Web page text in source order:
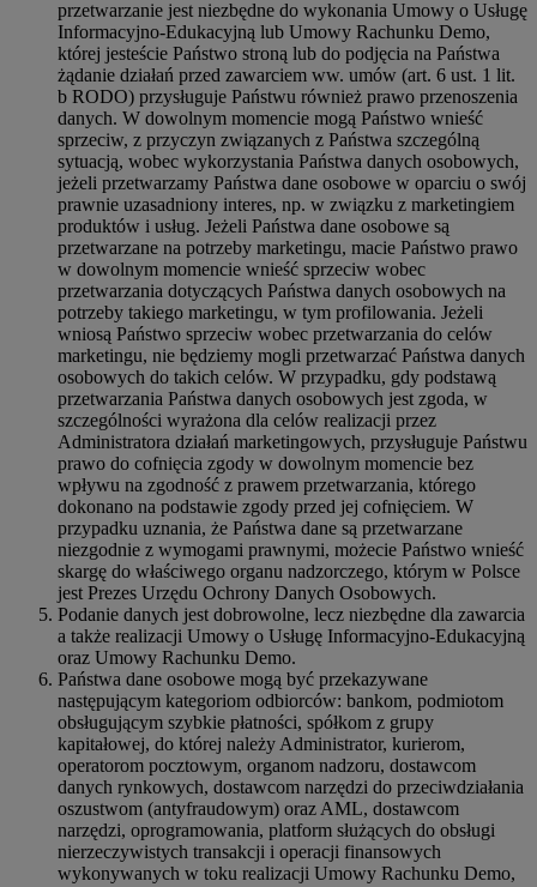
przetwarzanie jest niezbędne do wykonania Umowy o Usługę
Informacyjno-Edukacyjną lub Umowy Rachunku Demo,
której jesteście Państwo stroną lub do podjęcia na Państwa
żądanie działań przed zawarciem ww. umów (art. 6 ust. 1 lit.
b RODO) przysługuje Państwu również prawo przenoszenia
danych. W dowolnym momencie mogą Państwo wnieść
sprzeciw, z przyczyn związanych z Państwa szczególną
sytuacją, wobec wykorzystania Państwa danych osobowych,
jeżeli przetwarzamy Państwa dane osobowe w oparciu o swój
prawnie uzasadniony interes, np. w związku z marketingiem
produktów i usług. Jeżeli Państwa dane osobowe są
przetwarzane na potrzeby marketingu, macie Państwo prawo
w dowolnym momencie wnieść sprzeciw wobec
przetwarzania dotyczących Państwa danych osobowych na
potrzeby takiego marketingu, w tym profilowania. Jeżeli
wniosą Państwo sprzeciw wobec przetwarzania do celów
marketingu, nie będziemy mogli przetwarzać Państwa danych
osobowych do takich celów. W przypadku, gdy podstawą
przetwarzania Państwa danych osobowych jest zgoda, w
szczególności wyrażona dla celów realizacji przez
Administratora działań marketingowych, przysługuje Państwu
prawo do cofnięcia zgody w dowolnym momencie bez
wpływu na zgodność z prawem przetwarzania, którego
dokonano na podstawie zgody przed jej cofnięciem. W
przypadku uznania, że Państwa dane są przetwarzane
niezgodnie z wymogami prawnymi, możecie Państwo wnieść
skargę do właściwego organu nadzorczego, którym w Polsce
jest Prezes Urzędu Ochrony Danych Osobowych.
Podanie danych jest dobrowolne, lecz niezbędne dla zawarcia
a także realizacji Umowy o Usługę Informacyjno-Edukacyjną
oraz Umowy Rachunku Demo.
Państwa dane osobowe mogą być przekazywane
następującym kategoriom odbiorców: bankom, podmiotom
obsługującym szybkie płatności, spółkom z grupy
kapitałowej, do której należy Administrator, kurierom,
operatorom pocztowym, organom nadzoru, dostawcom
danych rynkowych, dostawcom narzędzi do przeciwdziałania
oszustwom (antyfraudowym) oraz AML, dostawcom
narzędzi, oprogramowania, platform służących do obsługi
nierzeczywistych transakcji i operacji finansowych
wykonywanych w toku realizacji Umowy Rachunku Demo,